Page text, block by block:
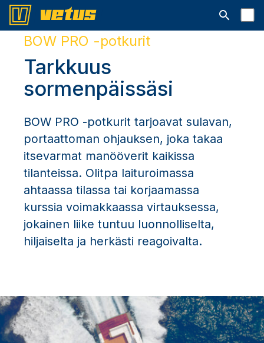
Avaa
BOW PRO -potkurit
Tarkkuus
sormenpäissäsi
BOW PRO -potkurit tarjoavat sulavan,
portaattoman ohjauksen, joka takaa
itsevarmat manööverit kaikissa
tilanteissa. Olitpa laituroimassa
ahtaassa tilassa tai korjaamassa
kurssia voimakkaassa virtauksessa,
jokainen liike tuntuu luonnolliselta,
hiljaiselta ja herkästi reagoivalta.